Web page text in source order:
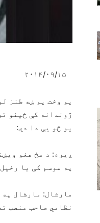
یو وخت یو ښه طنز
ژوندانه کې ځینو
یو څو یې دا دي:
ږیره: د مخ هغو
په موسم کې یا
مارشال: مارشال
نظامي صاحب منصب